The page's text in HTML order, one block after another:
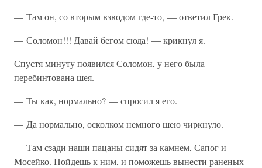
— Там он, со вторым взводом где-то, — ответил Грек.
— Соломон!!! Давай бегом сюда! — крикнул я.
Спустя минуту появился Соломон, у него была
перебинтована шея.
— Ты как, нормально? — спросил я его.
— Да нормально, осколком немного шею чиркнуло.
— Там сзади наши пацаны сидят за камнем, Сапог и
Мосейко. Пойдешь к ним, и поможешь вынести раненых